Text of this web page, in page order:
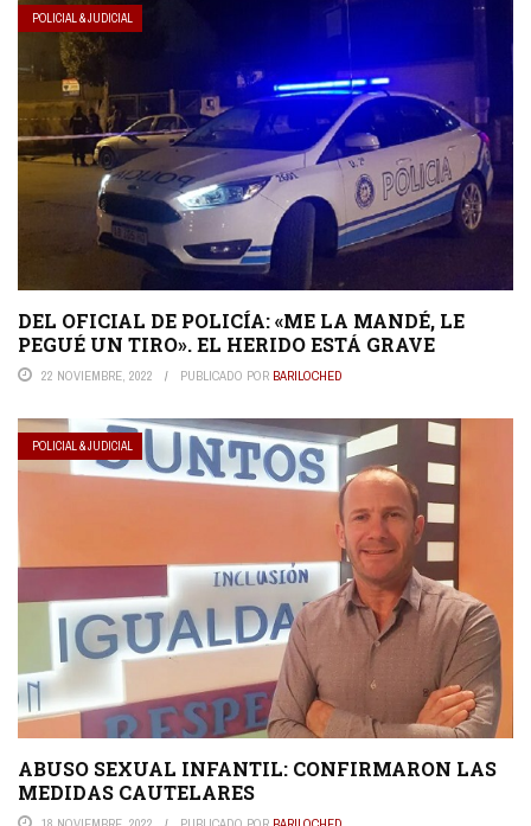
POLICIAL & JUDICIAL
DEL OFICIAL DE POLICÍA: «ME LA MANDÉ, LE
PEGUÉ UN TIRO». EL HERIDO ESTÁ GRAVE
22 NOVIEMBRE, 2022 PUBLICADO POR BARILOCHED
POLICIAL & JUDICIAL
ABUSO SEXUAL INFANTIL: CONFIRMARON LAS
MEDIDAS CAUTELARES